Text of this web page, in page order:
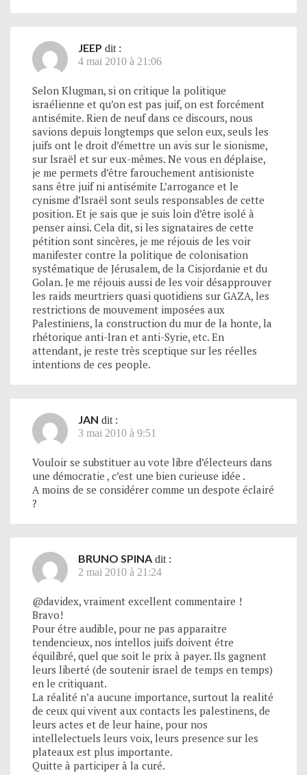
JEEP dit :
4 mai 2010 à 21:06
Selon Klugman, si on critique la politique
israélienne et qu’on est pas juif, on est forcément
antisémite. Rien de neuf dans ce discours, nous
savions depuis longtemps que selon eux, seuls les
juifs ont le droit d’émettre un avis sur le sionisme,
sur Israël et sur eux-mêmes. Ne vous en déplaise,
je me permets d’être farouchement antisioniste
sans être juif ni antisémite L’arrogance et le
cynisme d’Israël sont seuls responsables de cette
position. Et je sais que je suis loin d’être isolé à
penser ainsi. Cela dit, si les signataires de cette
pétition sont sincères, je me réjouis de les voir
manifester contre la politique de colonisation
systématique de Jérusalem, de la Cisjordanie et du
Golan. Je me réjouis aussi de les voir désapprouver
les raids meurtriers quasi quotidiens sur GAZA, les
restrictions de mouvement imposées aux
Palestiniens, la construction du mur de la honte, la
rhétorique anti-Iran et anti-Syrie, etc. En
attendant, je reste très sceptique sur les réelles
intentions de ces people.
JAN dit :
3 mai 2010 à 9:51
Vouloir se substituer au vote libre d’électeurs dans
une démocratie , c’est une bien curieuse idée .
A moins de se considérer comme un despote éclairé
?
BRUNO SPINA dit :
2 mai 2010 à 21:24
@davidex, vraiment excellent commentaire !
Bravo!
Pour étre audible, pour ne pas apparaitre
tendencieux, nos intellos juifs doivent étre
équilibré, quel que soit le prix à payer. Ils gagnent
leurs liberté (de soutenir israel de temps en temps)
en le critiquant.
La réalité n’a aucune importance, surtout la realité
de ceux qui vivent aux contacts les palestinens, de
leurs actes et de leur haine, pour nos
intellelectuels leurs voix, leurs presence sur les
plateaux est plus importante.
Quitte à participer à la curé.